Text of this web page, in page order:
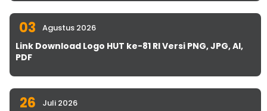
03 Agustus 2026
Link Download Logo HUT ke-81 RI Versi PNG, JPG, AI,
PDF
26 Juli 2026